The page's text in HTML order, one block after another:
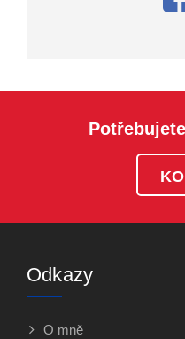
Odkazy
O mně